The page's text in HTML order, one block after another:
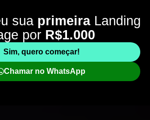
sua primeira Landing
por R$1.000
Sim, quero começar!
Chamar no WhatsApp